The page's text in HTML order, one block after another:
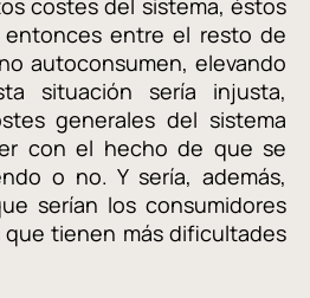
costes del sistema, éstos
entonces entre el resto de
autoconsumen, elevando
situación sería injusta,
generales del sistema
con el hecho de que se
o no. Y sería, además,
serían los consumidores
que tienen más dificultades